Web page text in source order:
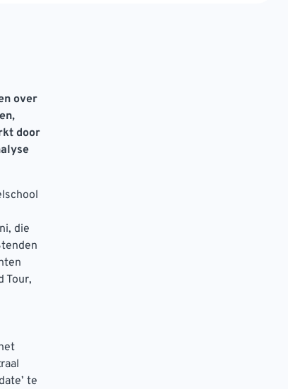
over
door
die
Tour,
te